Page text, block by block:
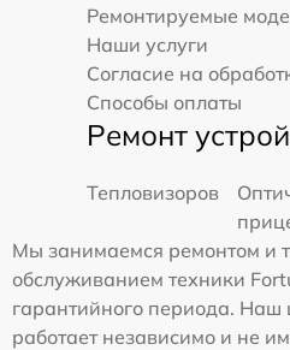
Ремонтируемые
Наши услуги
Согласие на
Способы оплаты
Ремонт
Тепловизоров
Мы занимаемся ремонтом и
обслуживанием техники
гарантийного периода. Наш
работает независимо и не